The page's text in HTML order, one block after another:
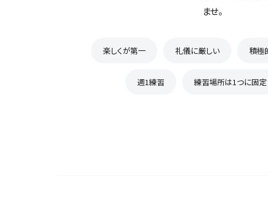
ませ。
楽しくが第一 礼儀に厳しい 積極
週1練習 練習場所は1つに固定